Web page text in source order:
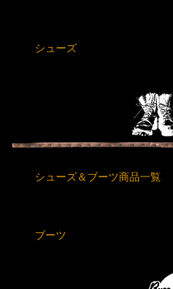
シューズ
シューズ＆ブーツ商品一覧
ブーツ